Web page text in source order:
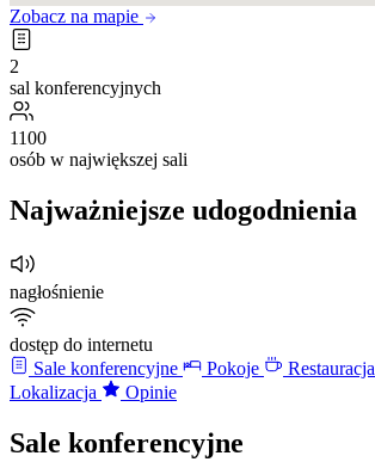
Zobacz na mapie
2
sal konferencyjnych
1100
osób w największej sali
Najważniejsze udogodnienia
nagłośnienie
dostęp do internetu
Sale konferencyjne
Pokoje Restauracja
Lokalizacja
Opinie
Sale konferencyjne